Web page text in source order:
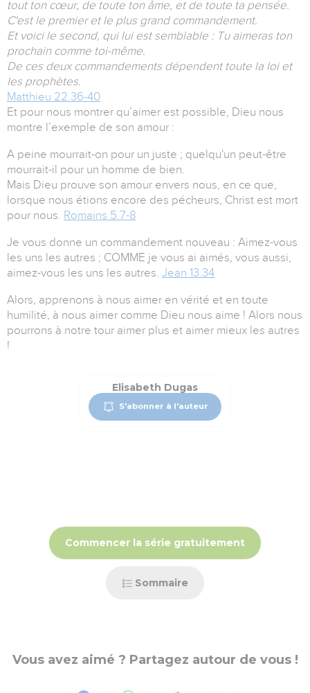
tout ton cœur, de toute ton âme, et de toute ta pensée.
C'est le premier et le plus grand commandement.
Et voici le second, qui lui est semblable : Tu aimeras ton
prochain comme toi-même.
De ces deux commandements dépendent toute la loi et
les prophètes.
Matthieu 22.36-40
Et pour nous montrer qu’aimer est possible, Dieu nous
montre l’exemple de son amour :
A peine mourrait-on pour un juste ; quelqu'un peut-être
mourrait-il pour un homme de bien.
Mais Dieu prouve son amour envers nous, en ce que,
lorsque nous étions encore des pécheurs, Christ est mort
pour nous. Romains 5.7-8
Je vous donne un commandement nouveau : Aimez-vous
les uns les autres ; COMME je vous ai aimés, vous aussi,
aimez-vous les uns les autres. Jean 13.34
Alors, apprenons à nous aimer en vérité et en toute
humilité, à nous aimer comme Dieu nous aime ! Alors nous
pourrons à notre tour aimer plus et aimer mieux les autres
!
Elisabeth Dugas
S'abonner à l'auteur
Commencer la série gratuitement
Sommaire
Vous avez aimé ? Partagez autour de vous !